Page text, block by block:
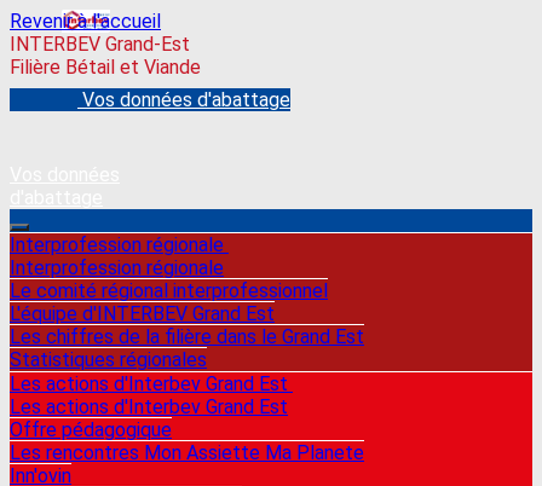
Revenir à l'accueil
INTERBEV Grand-Est
Filière Bétail et Viande
Vos données d'abattage
Interprofession régionale
Interprofession régionale
Le comité régional interprofessionnel
L'équipe d'INTERBEV Grand Est
Les chiffres de la filière dans le Grand Est
Statistiques régionales
Les actions d'Interbev Grand Est
Les actions d'Interbev Grand Est
Offre pédagogique
Les rencontres Mon Assiette Ma Planete
Inn'ovin